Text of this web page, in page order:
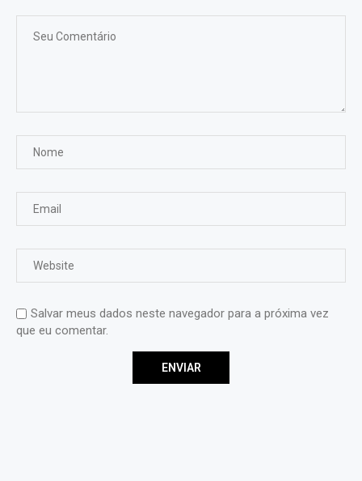
Salvar meus dados neste navegador para a próxima vez
que eu comentar.